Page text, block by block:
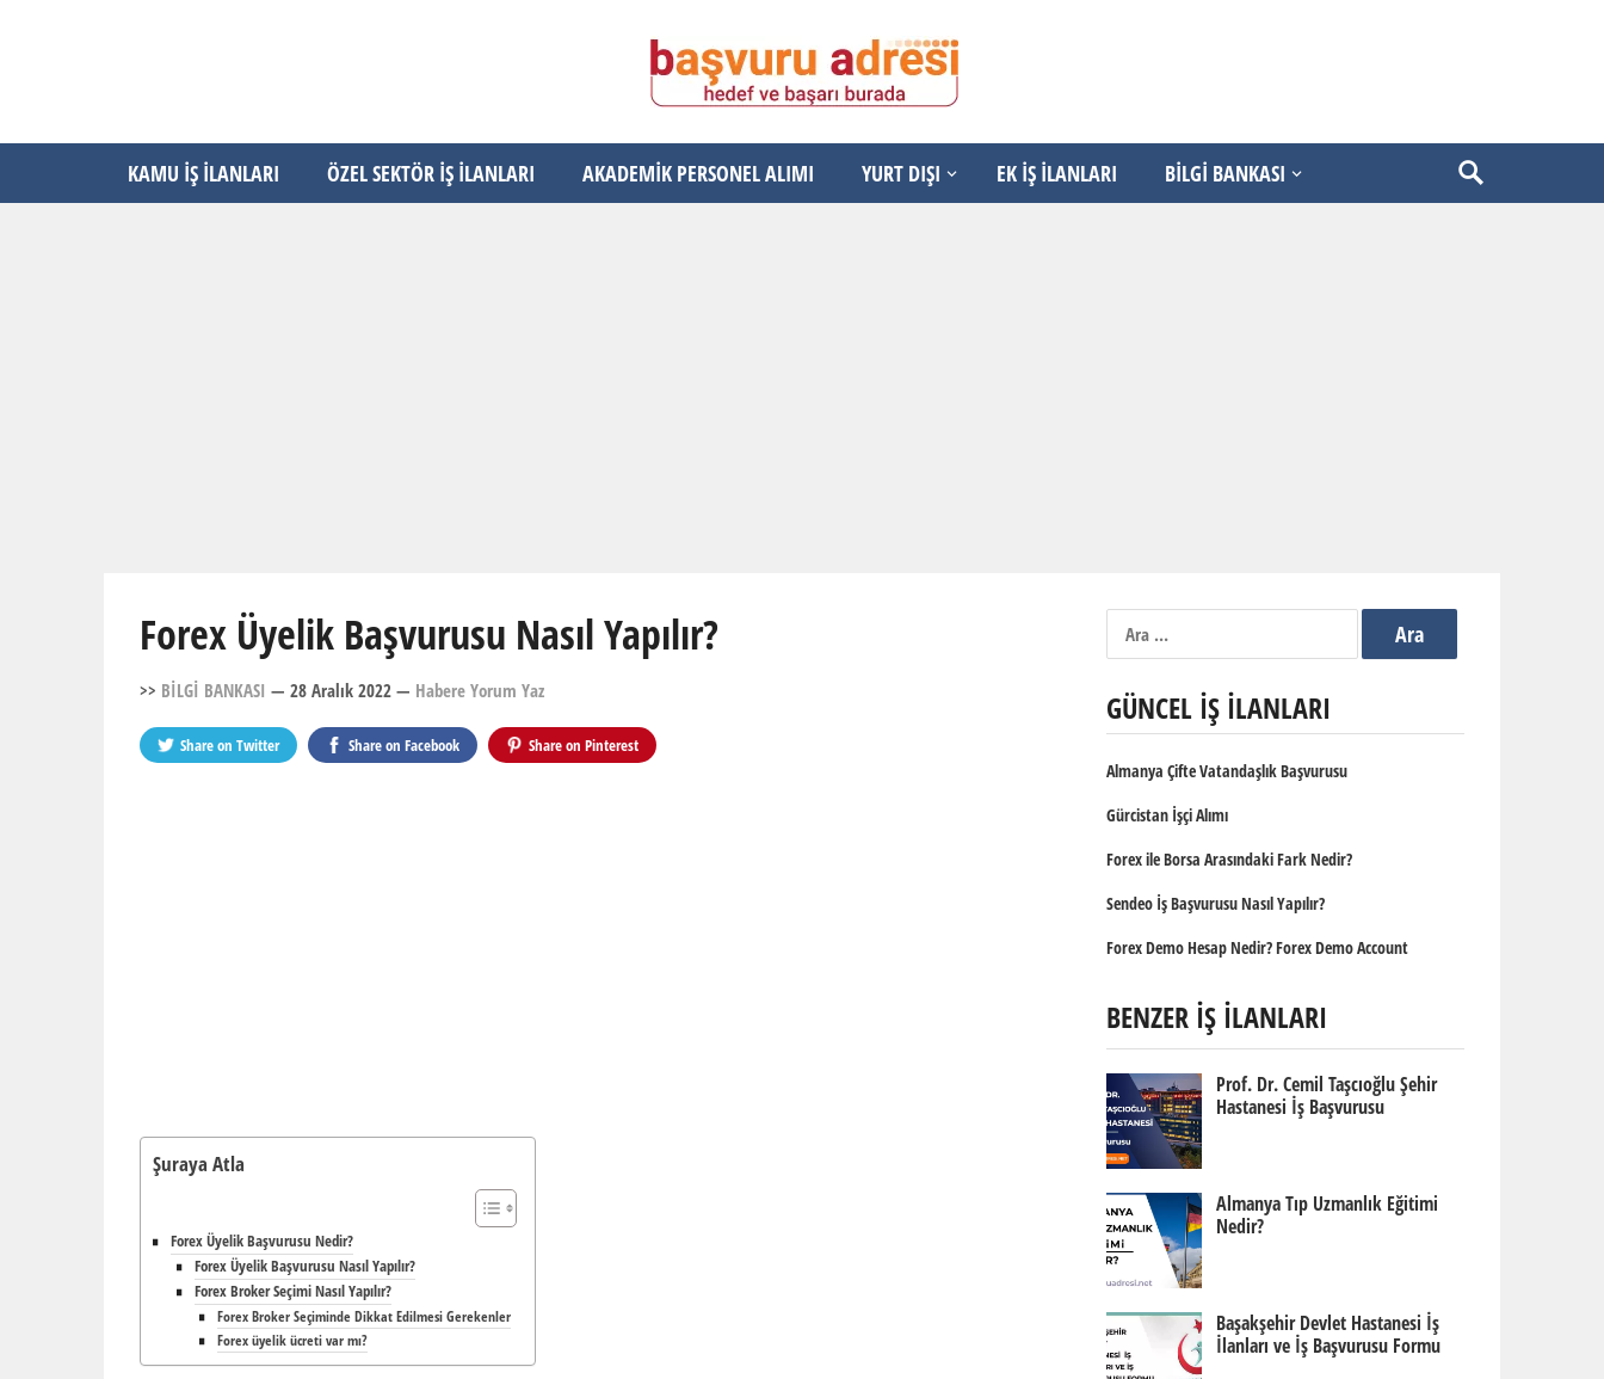
KAMU İŞ İLANLARI ÖZEL SEKTÖR İŞ İLANLARI AKADEMİK PERSONEL ALIMI YURT DIŞI EK İŞ İLANLARI BİLGİ BANKASI
Forex Üyelik Başvurusu Nasıl Yapılır?
>> BİLGİ BANKASI — 28 Aralık 2022 — Habere Yorum Yaz
Share on Twitter Share on Facebook Share on Pinterest
Şuraya Atla
Forex Üyelik Başvurusu Nedir?
Forex Üyelik Başvurusu Nasıl Yapılır?
Forex Broker Seçimi Nasıl Yapılır?
Forex Broker Seçiminde Dikkat Edilmesi Gerekenler
Forex üyelik ücreti var mı?
GÜNCEL İŞ İLANLARI
Almanya Çifte Vatandaşlık Başvurusu
Gürcistan İşçi Alımı
Forex ile Borsa Arasındaki Fark Nedir?
Sendeo İş Başvurusu Nasıl Yapılır?
Forex Demo Hesap Nedir? Forex Demo Account
BENZER İŞ İLANLARI
Prof. Dr. Cemil Taşcıoğlu Şehir
Hastanesi İş Başvurusu
Almanya Tıp Uzmanlık Eğitimi
Nedir?
Başakşehir Devlet Hastanesi İş
İlanları ve İş Başvurusu Formu